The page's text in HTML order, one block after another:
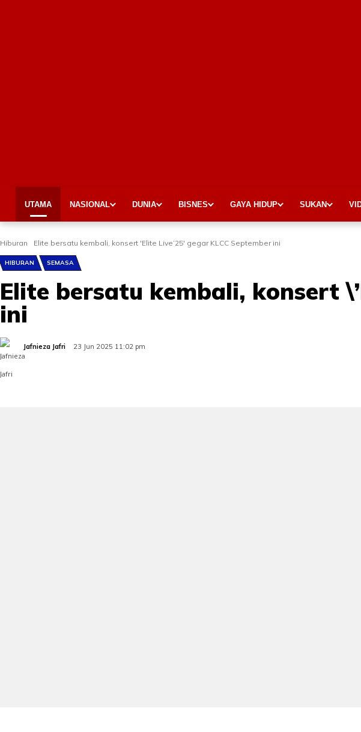
UTAMA NASIONAL DUNIA BISNES GAYA HIDUP SUKAN
Hiburan Elite bersatu kembali, konsert 'Elite Live’25' gegar KLCC September ini
HIBURAN SEMASA
Elite bersatu kembali, konsert
ini
Jafnieza Jafri 23 Jun 2025 11:02 pm